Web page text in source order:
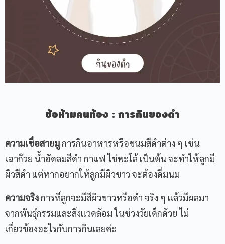
ข้อห้ามคนท้อง : การกินของดำ
ความเชื่อสายมูการกินอาหารหรือขนมสีดำต่าง ๆ เช่น
เฉาก๊วย น้ำอัดลมสีดำ กาแฟ ไข่พะโล้ เป็นต้น จะทำให้ลูกมี
ผิวสีดำ แต่หากอยากให้ลูกมีผิวขาว จะต้องดื่มนม
ความจริงการที่ลูกจะมีสีผิวขาวหรือดำ จริง ๆ แล้วมีผลมา
จากพันธุ์กรรมและสิ่งแวดล้อม ในช่วงวัยเด็กด้วย ไม่
เกี่ยวข้องอะไรกับการกินเลยค่ะ